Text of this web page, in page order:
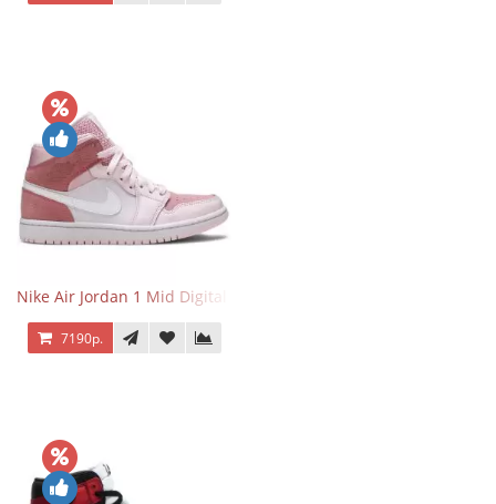
Nike Air Jordan 1 Mid Digital Pink
7190р.